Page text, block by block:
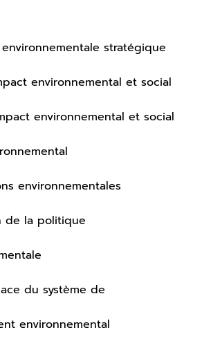
environnementale stratégique
environnemental et social
environnemental et social
environnementales
de la politique
du système de
environnemental